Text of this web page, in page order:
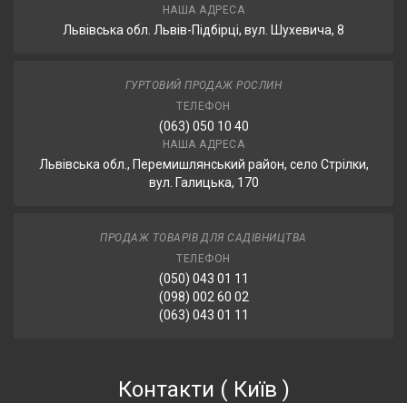
НАША АДРЕСА
Львівська обл. Львів-Підбірці, вул. Шухевича, 8
ГУРТОВИЙ ПРОДАЖ РОСЛИН
ТЕЛЕФОН
(063) 050 10 40
НАША АДРЕСА
Львівська обл., Перемишлянський район, село Стрілки,
вул. Галицька, 170
ПРОДАЖ ТОВАРІВ ДЛЯ САДІВНИЦТВА
ТЕЛЕФОН
(050) 043 01 11
(098) 002 60 02
(063) 043 01 11
Контакти ( Київ )